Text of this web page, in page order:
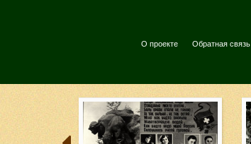
О проекте Обратная связь